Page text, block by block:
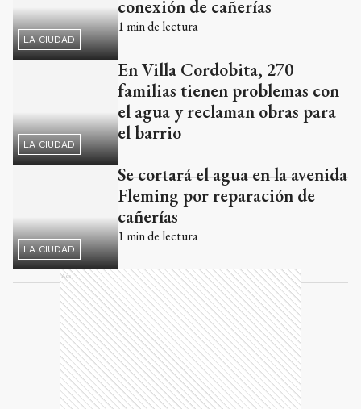
En Villa Cordobita, 270
el agua y reclaman obras para
el barrio
Se cortará el agua en la avenida
cañerías
1min de lectura